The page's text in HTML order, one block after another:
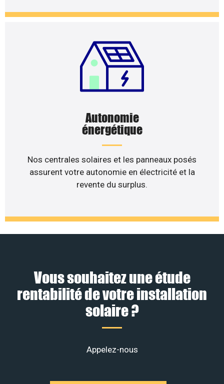
Autonomie
énergétique
Nos centrales solaires et les panneaux posés
assurent votre autonomie en électricité et la
revente du surplus.
Vous souhaitez une étude
rentabilité de votre installation
solaire ?
Appelez-nous